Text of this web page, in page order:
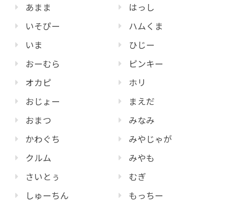
あまま
いそぴー
いま
おーむら
オカピ
おじょー
おまつ
かわぐち
クルム
さいとぅ
しゅーちん
はっし
ハムくま
ひじー
ピンキー
ホリ
まえだ
みなみ
みやじゃが
みやも
むぎ
もっちー